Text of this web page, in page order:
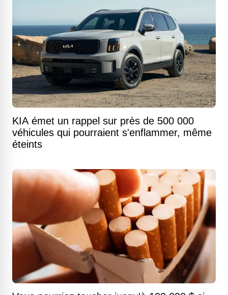
KIA émet un rappel sur près de 500 000
véhicules qui pourraient s'enflammer, même
éteints